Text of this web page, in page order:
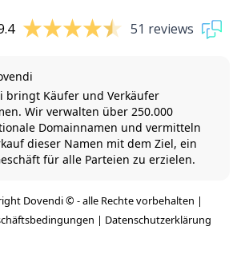
51 reviews
bringt Käufer und Verkäufer
Wir verwalten über 250.000
Domainnamen und vermitteln
dieser Namen mit dem Ziel, ein
für alle Parteien zu erzielen.
Dovendi © - alle Rechte vorbehalten |
| Datenschutzerklärung